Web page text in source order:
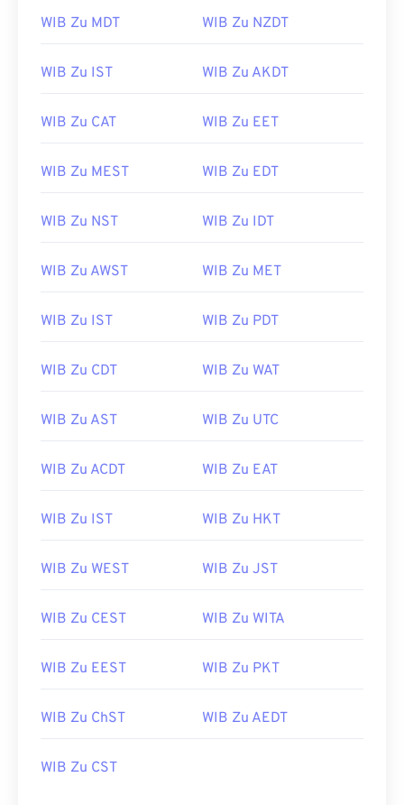
WIB Zu MDT WIB Zu NZDT
WIB Zu IST WIB Zu AKDT
WIB Zu CAT WIB Zu EET
WIB Zu MEST WIB Zu EDT
WIB Zu NST WIB Zu IDT
WIB Zu AWST WIB Zu MET
WIB Zu IST WIB Zu PDT
WIB Zu CDT WIB Zu WAT
WIB Zu AST WIB Zu UTC
WIB Zu ACDT WIB Zu EAT
WIB Zu IST WIB Zu HKT
WIB Zu WEST WIB Zu JST
WIB Zu CEST WIB Zu WITA
WIB Zu EEST WIB Zu PKT
WIB Zu ChST WIB Zu AEDT
WIB Zu CST